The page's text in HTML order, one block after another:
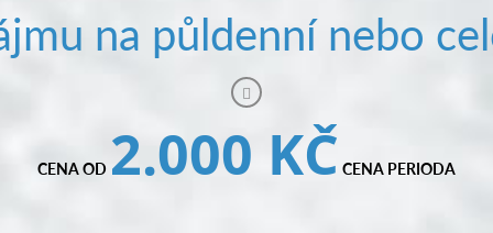
na půldenní nebo
CENA OD 2.000 KČ CENA PERIODA